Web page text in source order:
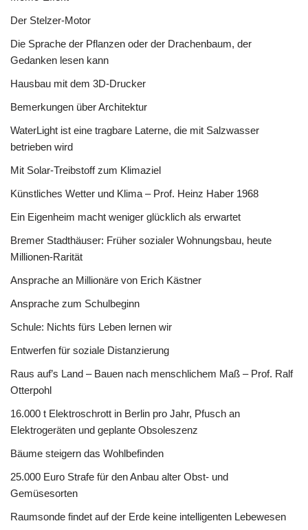
Der Stelzer-Motor
Die Sprache der Pflanzen oder der Drachenbaum, der
Gedanken lesen kann
Hausbau mit dem 3D-Drucker
Bemerkungen über Architektur
WaterLight ist eine tragbare Laterne, die mit Salzwasser
betrieben wird
Mit Solar-Treibstoff zum Klimaziel
Künstliches Wetter und Klima – Prof. Heinz Haber 1968
Ein Eigenheim macht weniger glücklich als erwartet
Bremer Stadthäuser: Früher sozialer Wohnungsbau, heute
Millionen-Rarität
Ansprache an Millionäre von Erich Kästner
Ansprache zum Schulbeginn
Schule: Nichts fürs Leben lernen wir
Entwerfen für soziale Distanzierung
Raus auf’s Land – Bauen nach menschlichem Maß – Prof. Ralf
Otterpohl
16.000 t Elektroschrott in Berlin pro Jahr, Pfusch an
Elektrogeräten und geplante Obsoleszenz
Bäume steigern das Wohlbefinden
25.000 Euro Strafe für den Anbau alter Obst- und
Gemüsesorten
Raumsonde findet auf der Erde keine intelligenten Lebewesen